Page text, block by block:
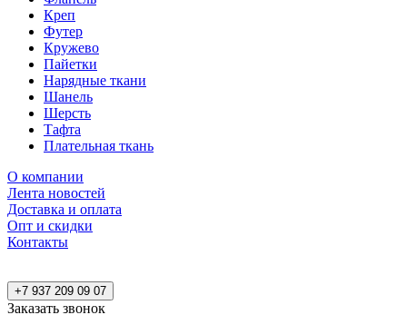
Креп
Футер
Кружево
Пайетки
Нарядные ткани
Шанель
Шерсть
Тафта
Плательная ткань
О компании
Лента новостей
Доставка и оплата
Опт и скидки
Контакты
+7 937 209 09 07
Заказать звонок